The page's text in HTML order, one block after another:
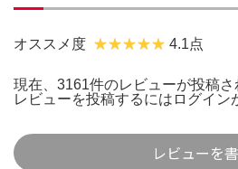
オススメ度 4.1点
現在、3161件のレビューが投稿さ
レビューを投稿するには ログイン
レビューを